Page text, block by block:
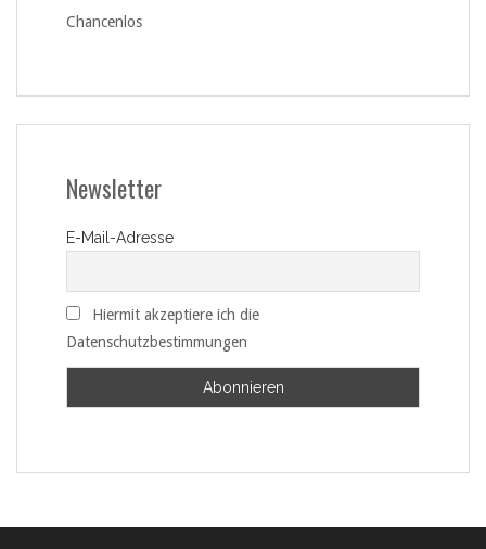
Chancenlos
Newsletter
E-Mail-Adresse
Hiermit akzeptiere ich die
Datenschutzbestimmungen